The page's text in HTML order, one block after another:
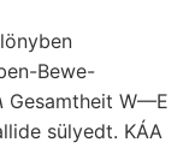
sülyedt. KÁA